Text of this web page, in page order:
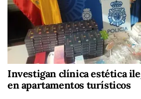
Investigan clínica estética
en apartamentos turísticos